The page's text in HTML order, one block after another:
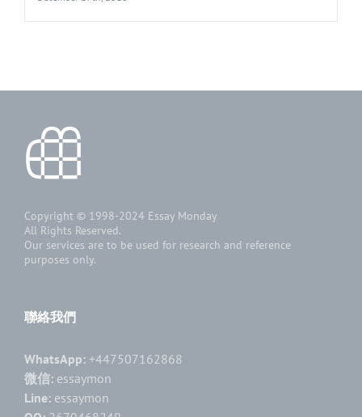
Copyright © 1998-2024 Essay Monday
All Rights Reserved.
Our services are to be used for research and reference
purposes only.
聯絡我們
WhatsApp: +447507162868
微信: essaymon
Line: essaymon